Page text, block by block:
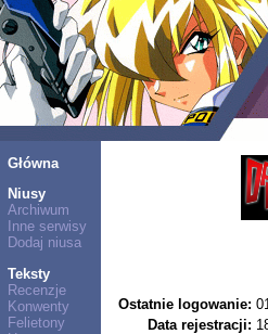
Główna
Niusy
Archiwum
Inne serwisy
Dodaj niusa
Teksty
Recenzje
Konwenty
Felietony
Ostatnie logowanie:
Data rejestracji: